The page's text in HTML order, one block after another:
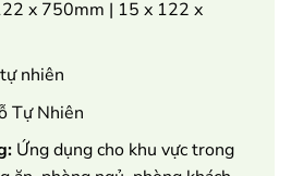
x 750mm | 15 x 122 x
nhiên
Tự Nhiên
Ứng dụng cho khu vực trong